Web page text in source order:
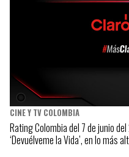
CINE Y TV COLOMBIA
Rating Colombia del 7 de junio del
‘Devuélveme la Vida’, en lo más